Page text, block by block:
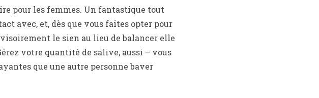
pour les femmes. Un fantastique tout
avec, et, dès que vous faites opter pour
le sien au lieu de balancer elle
votre quantité de salive, aussi – vous
que une autre personne baver